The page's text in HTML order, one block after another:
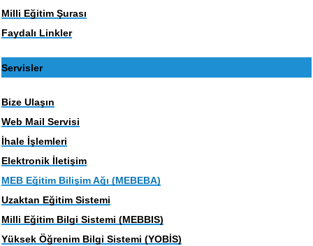
Milli Eğitim Şurası
Faydalı Linkler
Servisler
Bize Ulaşın
Web Mail Servisi
İhale İşlemleri
Elektronik İletişim
MEB Eğitim Bilişim Ağı (MEBEBA)
Uzaktan Eğitim Sistemi
Milli Eğitim Bilgi Sistemi (MEBBIS)
Yüksek Öğrenim Bilgi Sistemi (YOBİS)